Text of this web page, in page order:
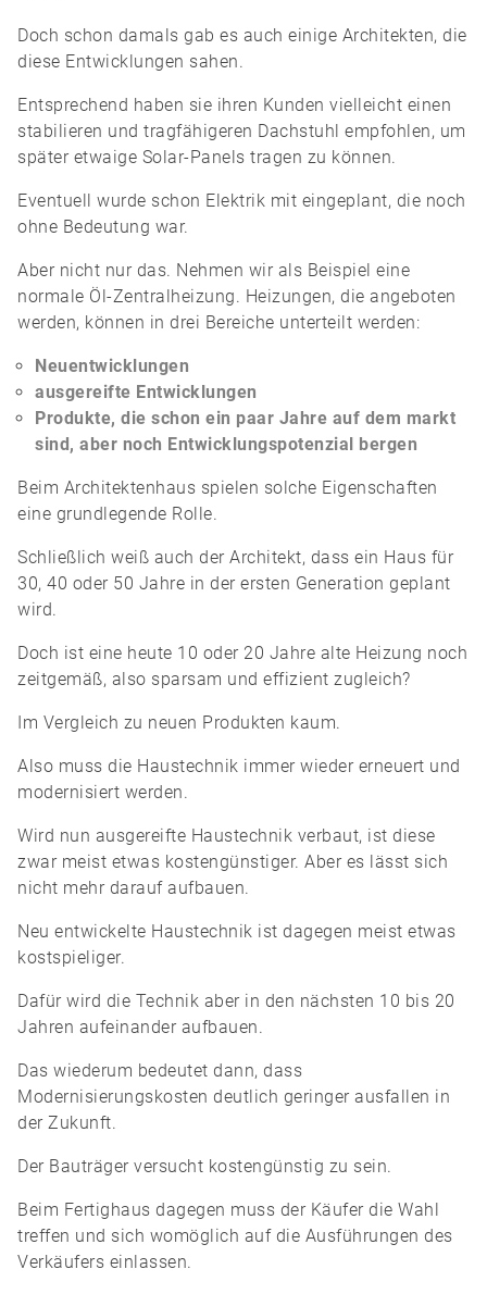
Doch schon damals gab es auch einige Architekten, die
diese Entwicklungen sahen.
Entsprechend haben sie ihren Kunden vielleicht einen
stabilieren und tragfähigeren Dachstuhl empfohlen, um
später etwaige Solar-Panels tragen zu können.
Eventuell wurde schon Elektrik mit eingeplant, die noch
ohne Bedeutung war.
Aber nicht nur das. Nehmen wir als Beispiel eine
normale Öl-Zentralheizung. Heizungen, die angeboten
werden, können in drei Bereiche unterteilt werden:
Neuentwicklungen
ausgereifte Entwicklungen
Produkte, die schon ein paar Jahre auf dem markt
sind, aber noch Entwicklungspotenzial bergen
Beim Architektenhaus spielen solche Eigenschaften
eine grundlegende Rolle.
Schließlich weiß auch der Architekt, dass ein Haus für
30, 40 oder 50 Jahre in der ersten Generation geplant
wird.
Doch ist eine heute 10 oder 20 Jahre alte Heizung noch
zeitgemäß, also sparsam und effizient zugleich?
Im Vergleich zu neuen Produkten kaum.
Also muss die Haustechnik immer wieder erneuert und
modernisiert werden.
Wird nun ausgereifte Haustechnik verbaut, ist diese
zwar meist etwas kostengünstiger. Aber es lässt sich
nicht mehr darauf aufbauen.
Neu entwickelte Haustechnik ist dagegen meist etwas
kostspieliger.
Dafür wird die Technik aber in den nächsten 10 bis 20
Jahren aufeinander aufbauen.
Das wiederum bedeutet dann, dass
Modernisierungskosten deutlich geringer ausfallen in
der Zukunft.
Der Bauträger versucht kostengünstig zu sein.
Beim Fertighaus dagegen muss der Käufer die Wahl
treffen und sich womöglich auf die Ausführungen des
Verkäufers einlassen.